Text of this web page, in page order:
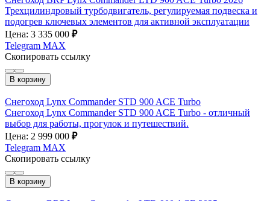
Трехцилиндровый турбодвигатель, регулируемая подвеска и
подогрев ключевых элементов для активной эксплуатации
Цена: 3 335 000 ₽
Telegram MAX
Скопировать ссылку
В корзину
Снегоход Lynx Commander STD 900 ACE Turbo
Снегоход Lynx Commander STD 900 ACE Turbo - отличный
выбор для работы, прогулок и путешествий.
Цена: 2 999 000 ₽
Telegram MAX
Скопировать ссылку
В корзину